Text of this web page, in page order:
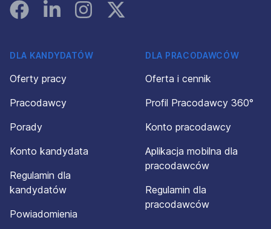
FacebookLinked InInstagramInstagram
DLA KANDYDATÓW
Oferty pracy
Pracodawcy
Porady
Konto kandydata
Regulamin dla
kandydatów
Powiadomienia
DLA PRACODAWCÓW
Oferta i cennik
Profil Pracodawcy 360°
Konto pracodawcy
Aplikacja mobilna dla
pracodawców
Regulamin dla
pracodawców